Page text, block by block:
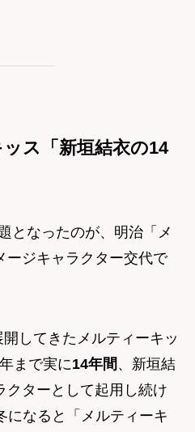
ス「新垣結衣の14
となったのが、明治「メ
ージキャラクター交代で
してきたメルティーキッ
まで実に14年間 、新垣結
クターとして起用し続け
になると「メルティーキ